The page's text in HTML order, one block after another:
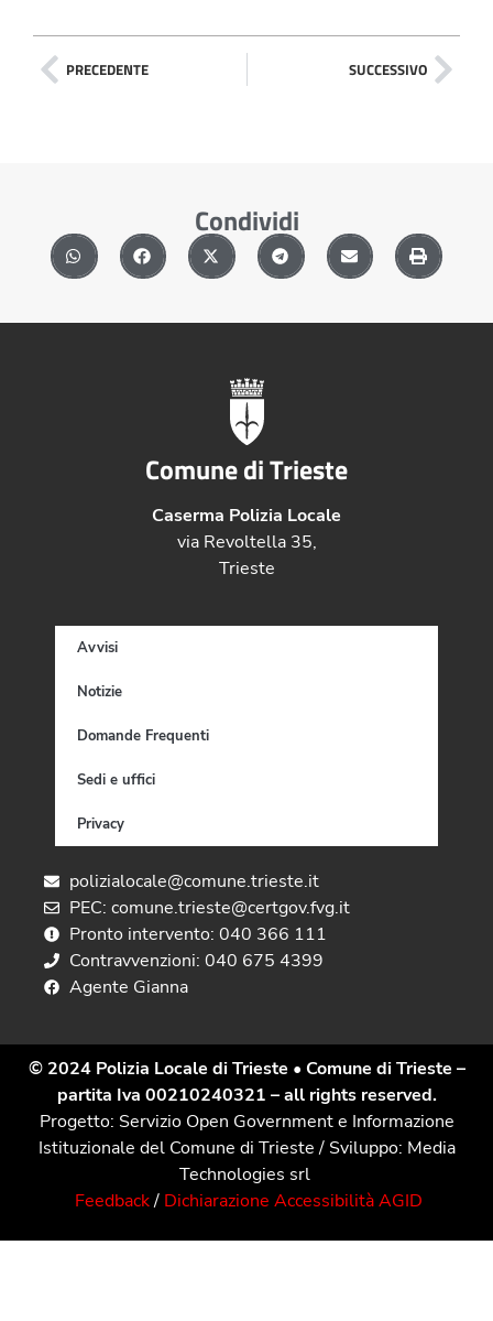
PRECEDENTE SUCCESSIVO
Condividi
Comune di Trieste
Caserma Polizia Locale
via Revoltella 35,
Trieste
Avvisi
Notizie
Domande Frequenti
Sedi e uffici
Privacy
polizialocale@comune.trieste.it
PEC: comune.trieste@certgov.fvg.it
Pronto intervento: 040 366 111
Contravvenzioni: 040 675 4399
Agente Gianna
© 2024 Polizia Locale di Trieste • Comune di Trieste –
partita Iva 00210240321 – all rights reserved.
Progetto: Servizio Open Government e Informazione
Istituzionale del Comune di Trieste / Sviluppo: Media
Technologies srl
Feedback/ Dichiarazione Accessibilità AGID